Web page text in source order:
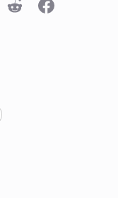
Reddit Facebook